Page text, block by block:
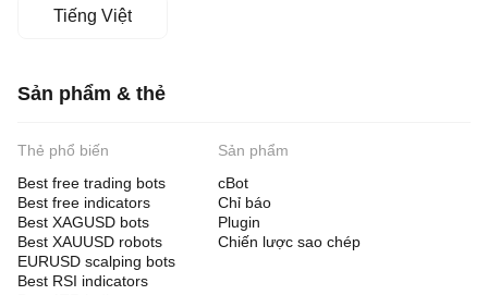
Tiếng Việt
Sản phẩm & thẻ
Thẻ phổ biến
Best free trading bots
Best free indicators
Best XAGUSD bots
Best XAUUSD robots
EURUSD scalping bots
Best RSI indicators
Sản phẩm
cBot
Chỉ báo
Plugin
Chiến lược sao chép